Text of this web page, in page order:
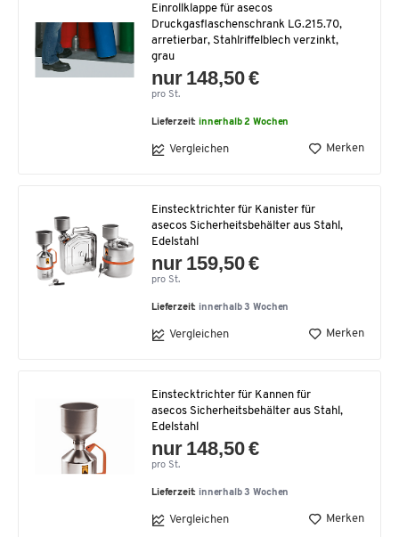
Einrollklappe für asecos
Druckgasflaschenschrank LG.215.70,
arretierbar, Stahlriffelblech verzinkt,
grau
nur 148,50 €
pro St.
Lieferzeit:innerhalb 2 Wochen
Vergleichen Merken
Einstecktrichter für Kanister für
asecos Sicherheitsbehälter aus Stahl,
Edelstahl
nur 159,50 €
pro St.
Lieferzeit: innerhalb 3 Wochen
Vergleichen Merken
Einstecktrichter für Kannen für
asecos Sicherheitsbehälter aus Stahl,
Edelstahl
nur 148,50 €
pro St.
Lieferzeit: innerhalb 3 Wochen
Vergleichen Merken